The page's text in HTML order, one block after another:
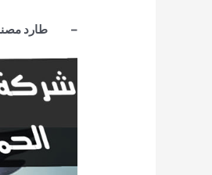
– طارد